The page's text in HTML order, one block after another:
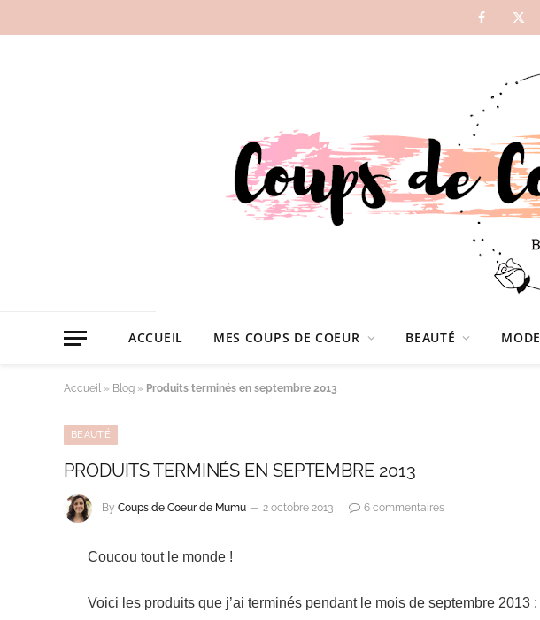
Facebook
X
ACCUEIL MES COUPS DE COEUR BEAUTÉ MODE
Accueil » Blog » Produits terminés en septembre 2013
BEAUTÉ
PRODUITS TERMINÉS EN SEPTEMBRE 2013
By Coups de Coeur de Mumu 2 octobre 2013 6 commentaires
Coucou tout le monde !
Voici les produits que j’ai terminés pendant le mois de septembre 2013 :